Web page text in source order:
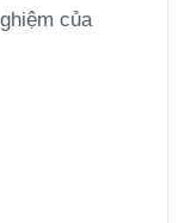
của